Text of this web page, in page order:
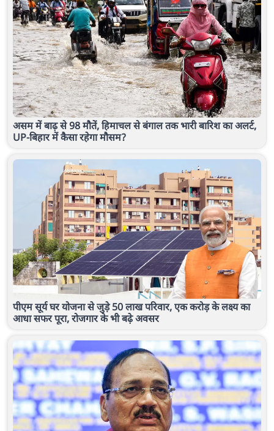
असम में बाढ़ से 98 मौतें, हिमाचल से बंगाल तक भारी बारिश का अलर्ट,
UP-बिहार में कैसा रहेगा मौसम?
पीएम सूर्य घर योजना से जुड़े 50 लाख परिवार, एक करोड़ के लक्ष्य का
आधा सफर पूरा, रोजगार के भी बढ़े अवसर